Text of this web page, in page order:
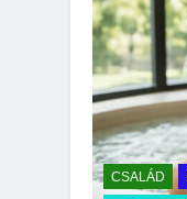
CSALÁD